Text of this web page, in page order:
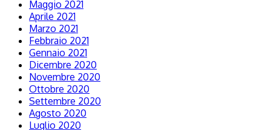
Maggio 2021
Aprile 2021
Marzo 2021
Febbraio 2021
Gennaio 2021
Dicembre 2020
Novembre 2020
Ottobre 2020
Settembre 2020
Agosto 2020
Luglio 2020